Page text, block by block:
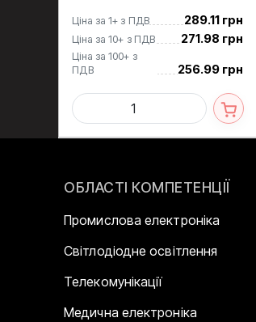
Ціна за 1+ з ПДВ 289.11 грн
Ціна за 10+ з ПДВ 271.98 грн
Ціна за 100+ з
ПДВ
256.99 грн
ОБЛАСТІ КОМПЕТЕНЦІЇ
Промислова електроніка
Світлодіодне освітлення
Телекомунікації
Медична електроніка